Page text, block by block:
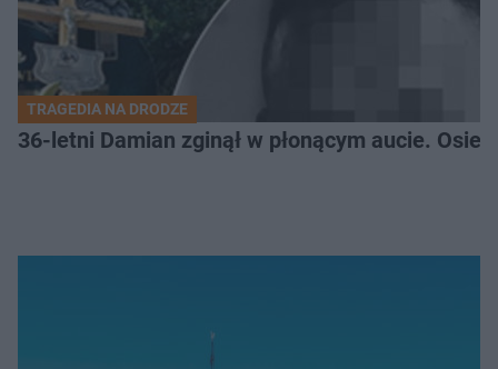
TRAGEDIA NA DRODZE
36-letni Damian zginął w płonącym aucie.